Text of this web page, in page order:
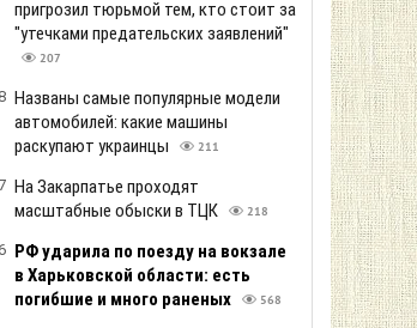
пригрозил тюрьмой тем, кто стоит за
"утечками предательских заявлений"
207
Названы самые популярные модели
автомобилей: какие машины
раскупают украинцы
211
На Закарпатье проходят
масштабные обыски в ТЦК
218
РФ ударила по поезду на вокзале
в Харьковской области: есть
погибшие и много раненых
568